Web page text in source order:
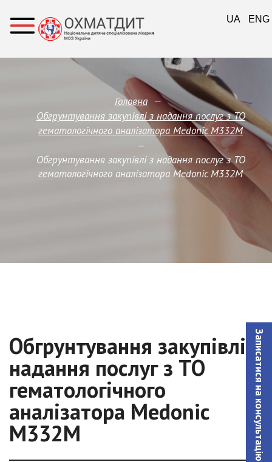
Записатися на консультацiю
Головна —
Обгрунтування закупівлі з надання послуг з ТО
гематологічного аналізатора Medonic M332M
—
Обгрунтування закупівлі з надання послуг з ТО
гематологічного аналізатора Medonic M332M
Обгрунтування закупівлі з
надання послуг з ТО
гематологічного
аналізатора Medonic
M332M
UA ENG